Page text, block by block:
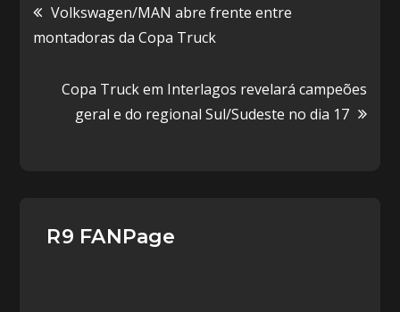
Navegação
de
Post
Volkswagen/MAN abre frente entre
montadoras da Copa Truck
Copa Truck em Interlagos revelará campeões
geral e do regional Sul/Sudeste no dia 17
R9 FANPage